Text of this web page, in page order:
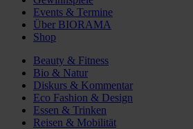
Events & Termine
Über BIORAMA
Shop
Beauty & Fitness
Bio & Natur
Diskurs & Kommentar
Eco Fashion & Design
Essen & Trinken
Reisen & Mobilität